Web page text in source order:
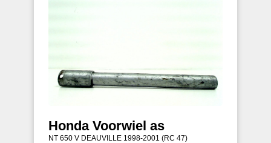
Honda Voorwiel as
NT 650 V DEAUVILLE 1998-2001 (RC 47)